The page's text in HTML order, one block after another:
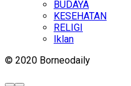
BUDAYA
KESEHATAN
RELIGI
Iklan
© 2020 Borneodaily